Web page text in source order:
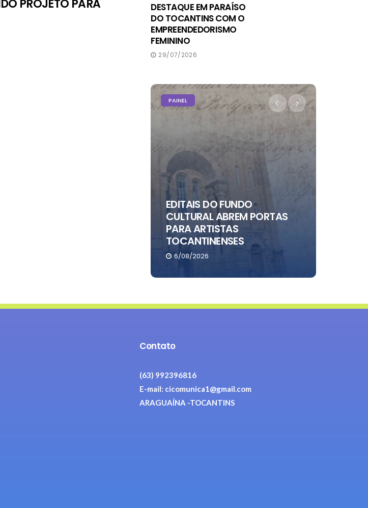
PROJETO PARA
DESTAQUE EM PARAÍSO
DO TOCANTINS COM O
EMPREENDEDORISMO
FEMININO
29/07/2026
PAINEL
EDITAIS DO FUNDO
CULTURAL ABREM PORTAS
PARA ARTISTAS
TOCANTINENSES
6/08/2026
Contato
(63) 992396816
E-mail: cicomunica1@gmail.com
ARAGUAÍNA -TOCANTINS